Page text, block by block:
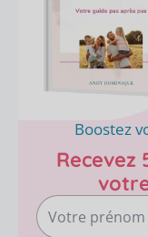
Boostez
Recevez
Votre
prénom